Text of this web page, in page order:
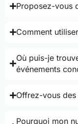
Proposez-vous
Comment
Où puis-je
événements
Offrez-vous
Pourquoi mon